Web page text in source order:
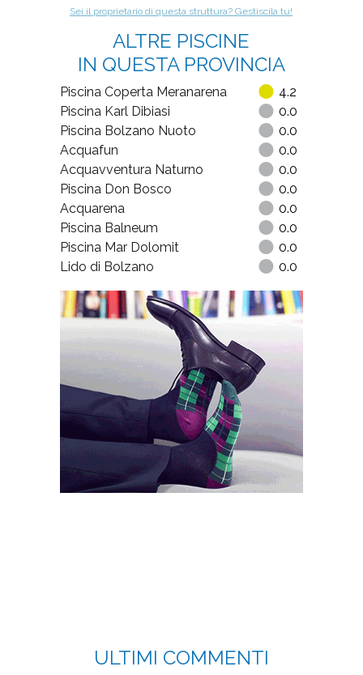
Sei il proprietario di questa struttura? Gestiscila tu!
ALTRE PISCINE
IN QUESTA PROVINCIA
Piscina Coperta Meranarena
4.2
Piscina Karl Dibiasi
0.0
Piscina Bolzano Nuoto
0.0
Acquafun
0.0
Acquavventura Naturno
0.0
Piscina Don Bosco
0.0
Acquarena
0.0
Piscina Balneum
0.0
Piscina Mar Dolomit
0.0
Lido di Bolzano
0.0
ULTIMI COMMENTI